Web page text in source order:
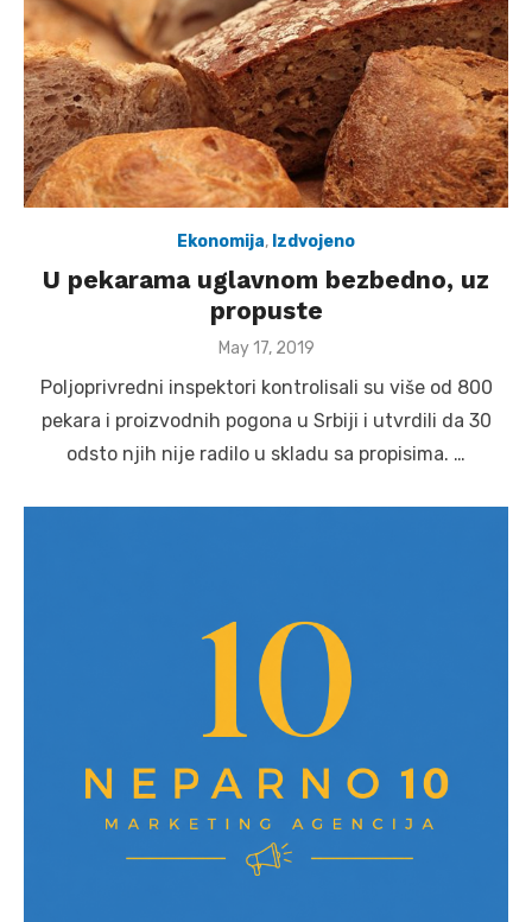
Ekonomija, Izdvojeno
U pekarama uglavnom bezbedno, uz
propuste
Posted
May 17, 2019
Poljoprivredni inspektori kontrolisali su više od 800
pekara i proizvodnih pogona u Srbiji i utvrdili da 30
odsto njih nije radilo u skladu sa propisima. …